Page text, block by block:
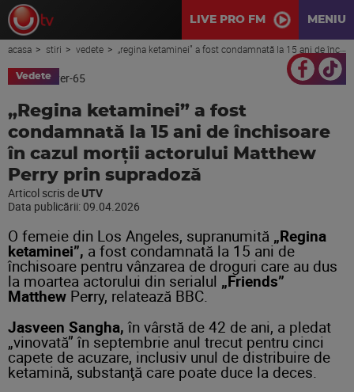
LIVE PRO FM MENIU
acasa stiri vedete „regina ketaminei” a fost condamnată la 15 ani de închisoare în cazul morţii actorului matthew perry prin supradoză
Vedete
„Regina ketaminei” a fost
condamnată la 15 ani de închisoare
în cazul morţii actorului Matthew
Perry prin supradoză
Articol scris de UTV
Data publicării: 09.04.2026
O femeie din Los Angeles, supranumită „Regina
ketaminei”, a fost condamnată la 15 ani de
închisoare pentru vânzarea de droguri care au dus
la moartea actorului din serialul „Friends”
Matthew Perry, relatează BBC.
Jasveen Sangha, în vârstă de 42 de ani, a pledat
„vinovată” în septembrie anul trecut pentru cinci
capete de acuzare, inclusiv unul de distribuire de
ketamină, substanţă care poate duce la deces.